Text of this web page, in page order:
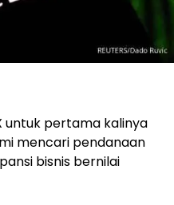
untuk pertama kalinya
mencari pendanaan
bisnis bernilai